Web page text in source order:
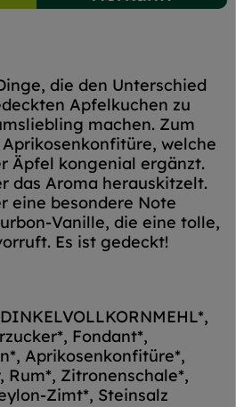
die den Unterschied
Apfelkuchen zu
machen. Zum
welche
Äpfel kongenial ergänzt.
das Aroma herauskitzelt.
eine besondere Note
Vanille, die eine tolle,
Es ist gedeckt!
Fondant*,
Aprikosenkonfitüre*,
Rum*, Zitronenschale*,
Zimt*, Steinsalz